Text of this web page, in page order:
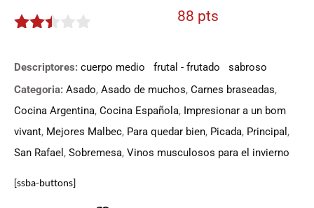
88 pts
Descriptores: cuerpo medio frutal - frutado
sabroso
Categoria: Asado, Asado de muchos, Carnes braseadas,
Cocina Argentina, Cocina Española, Impresionar a un bom
vivant, Mejores Malbec, Para quedar bien, Picada, Principal ,
San Rafael , Sobremesa, Vinos musculosos para el invierno
[ssba-buttons]